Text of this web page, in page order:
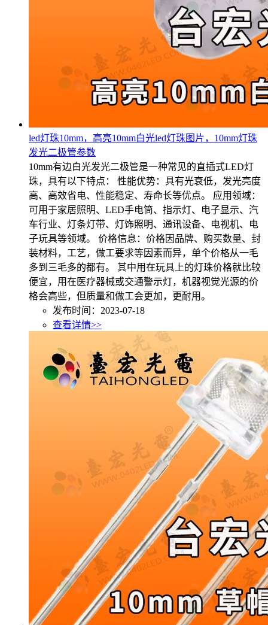
led灯珠10mm，高亮10mm白光led灯珠图片，10mm灯珠
发光二极管参数
10mm有边白光发光二极管是一种常见的直插式LED灯
珠，具有以下特点： 性能优势：具有光衰低，发光亮度
高、高效省电、性能稳定、寿命长等优点。 应用领域：
可用于家居照明、LED手电筒、指示灯、电子显示、汽
车行业、灯条灯带、灯饰照明、通讯设备、电视机、电
子玩具等领域。 价格信息：价格因品牌、购买数量、封
装材料，工艺，做工要求等因素而异，单个价格从一毛
多到三毛多的都有。 其中用在玩具上的灯珠价格就比较
便宜，用在医疗器械或交通警示灯，机器视觉光源的价
格会高些，但质量和做工会更加，更耐用。
发布时间：2023-07-18
查看详情>>